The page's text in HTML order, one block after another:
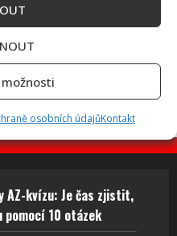
osobních údajůKontakt
Mračková Vildumetzová
se, zda je to v pořádku
AZ-kvízu: Je čas zjistit,
pomocí 10 otázek